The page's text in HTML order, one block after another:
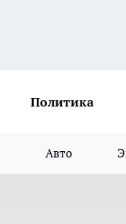
Политика
Авто